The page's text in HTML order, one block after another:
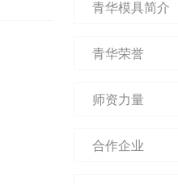
青华模具简介
青华荣誉
师资力量
合作企业